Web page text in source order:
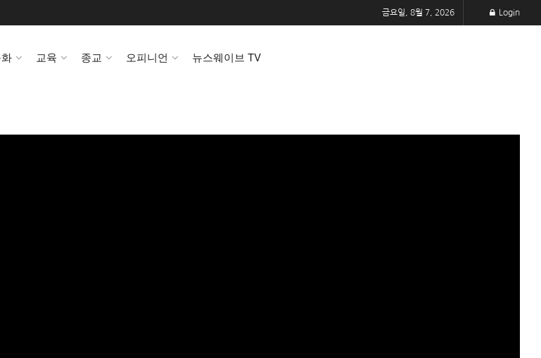
금요일, 8월 7, 2026 Login
교육 종교 오피니언 뉴스웨이브 TV